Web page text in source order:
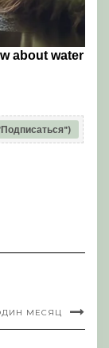
МЕСЯЦ